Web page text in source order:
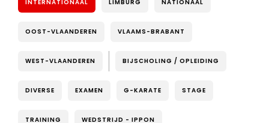
INTERNATIONAAL LIMBURG NATIONAAL
OOST-VLAANDEREN VLAAMS-BRABANT
WEST-VLAANDEREN BIJSCHOLING / OPLEIDING
DIVERSE EXAMEN G-KARATE STAGE
TRAINING WEDSTRIJD - IPPON